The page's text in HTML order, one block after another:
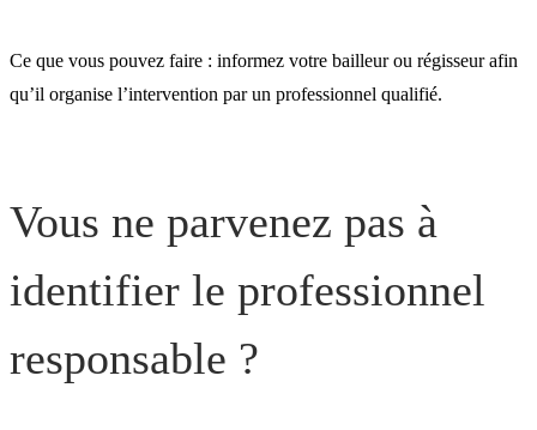
Ce que vous pouvez faire : informez votre bailleur ou régisseur afin
qu’il organise l’intervention par un professionnel qualifié.
Vous ne parvenez pas à
identifier le professionnel
responsable ?